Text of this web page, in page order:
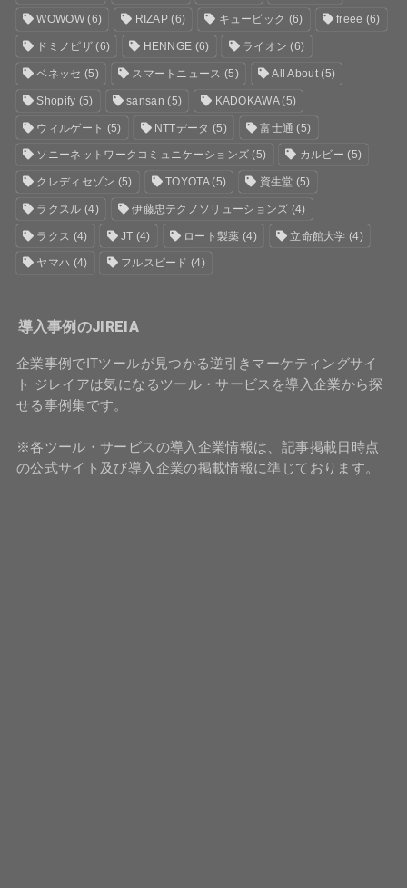
WOWOW(6) RIZAP (6) キュービック (6) freee (6)
ドミノピザ(6) HENNGE (6) ライオン (6)
ベネッセ (5) スマートニュース (5) All About(5)
Shopify (5) sansan (5) KADOKAWA(5)
ウィルゲート (5) NTTデータ (5) 富士通 (5)
ソニーネットワークコミュニケーションズ (5) カルビー (5)
クレディセゾン (5) TOYOTA(5) 資生堂 (5)
ラクスル (4) 伊藤忠テクノソリューションズ (4)
ラクス (4) JT (4) ロート製薬 (4) 立命館大学 (4)
ヤマハ (4) フルスピード (4)
導入事例のJIREIA
企業事例でITツールが見つかる逆引きマーケティングサイ
ト ジレイアは気になるツール・サービスを導入企業から探
せる事例集です。
※各ツール・サービスの導入企業情報は、記事掲載日時点
の公式サイト及び導入企業の掲載情報に準じております。